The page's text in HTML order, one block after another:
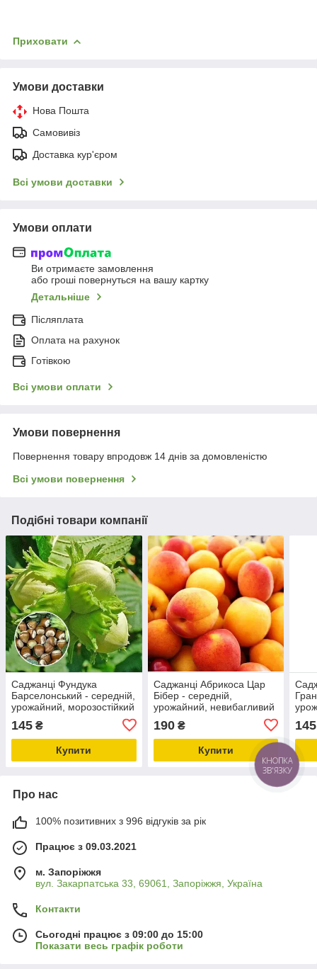
Приховати
Умови доставки
Нова Пошта
Самовивіз
Доставка кур'єром
Всі умови доставки
Умови оплати
Ви отримаєте замовлення
або гроші повернуться на вашу картку
Детальніше
Післяплата
Оплата на рахунок
Готівкою
Всі умови оплати
Умови повернення
Повернення товару впродовж 14 днів за домовленістю
Всі умови повернення
Подібні товари компанії
Саджанці Фундука
Барселонський - середній,
урожайний, морозостійкий
145 ₴
Купити
Саджанці Абрикоса Цар
Бібер - середній,
урожайний, невибагливий
190₴
Купити
145
Про нас
100% позитивних з 996 відгуків за рік
Працює з 09.03.2021
м. Запоріжжя
вул. Закарпатська 33, 69061, Запоріжжя, Україна
Контакти
Сьогодні працює з 09:00 до 15:00
Показати весь графік роботи